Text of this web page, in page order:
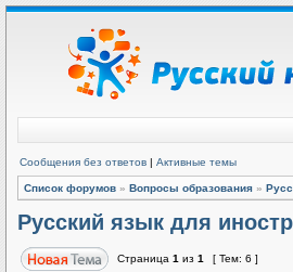
Сообщения без ответов | Активные темы
Список форумов » Вопросы образования »
Русский язык для
Страница 1 из 1 [ Тем: 6 ]